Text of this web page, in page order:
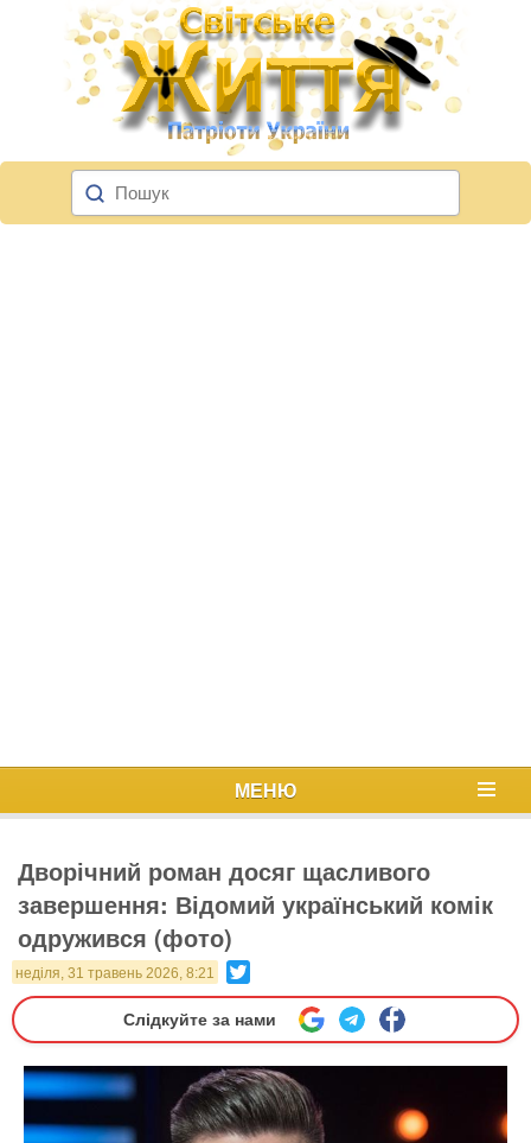
МЕНЮ
Дворічний роман досяг щасливого
завершення: Відомий український комік
одружився (фото)
неділя, 31 травень 2026, 8:21
Слідкуйте за нами